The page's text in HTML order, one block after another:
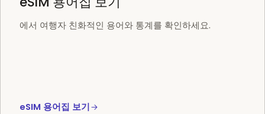
에서 여행자 친화적인 용어와 통계를 확인하세요.
eSIM 용어집 보기